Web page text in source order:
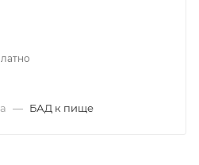
— БАД к пище